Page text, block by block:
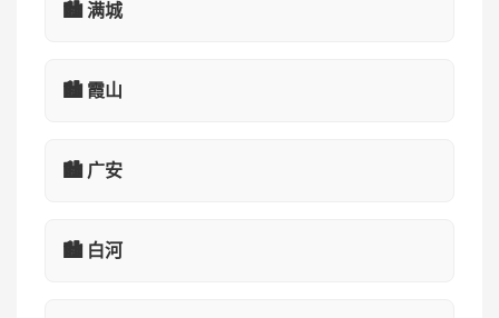
🏙️ 满城
🏙️ 霞山
🏙️ 广安
🏙️ 白河